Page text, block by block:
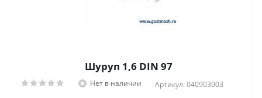
Шуруп 1,6 DIN 97
Нет в наличии Артикул: 040903003